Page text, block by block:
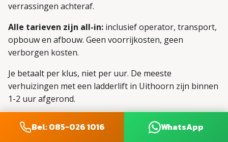
verrassingen achteraf.
Alle tarieven zijn all-in: inclusief operator, transport,
opbouw en afbouw. Geen voorrijkosten, geen
verborgen kosten.
Je betaalt per klus, niet per uur. De meeste
verhuizingen met een ladderlift in Uithoorn zijn binnen
1-2 uur afgerond.
In Uithoorn staan we meestal binnen 60 minuten bij je
op locatie met eigen materieel. Bel of app voor een
Bel: 085-026 1016 WhatsApp